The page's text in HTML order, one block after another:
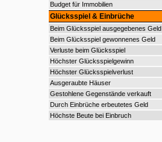
Budget für Immobilien
Glücksspiel & Einbrüche
Beim Glücksspiel ausgegebenes Geld
Beim Glücksspiel gewonnenes Geld
Verluste beim Glücksspiel
Höchster Glücksspielgewinn
Höchster Glücksspielverlust
Ausgeraubte Häuser
Gestohlene Gegenstände verkauft
Durch Einbrüche erbeutetes Geld
Höchste Beute bei Einbruch